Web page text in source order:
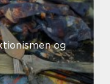
og